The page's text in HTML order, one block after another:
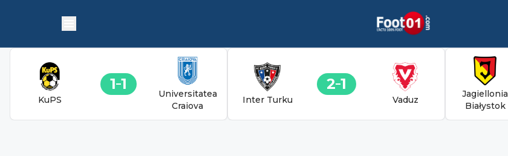
KuPS
1 1
Universitatea
Craiova
Inter Turku
2 1
Vaduz
Jagiellonia
Białystok